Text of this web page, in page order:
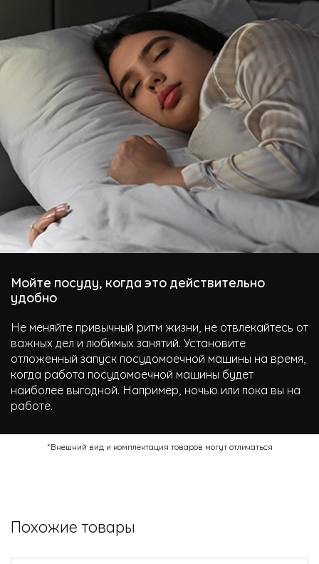
Мойте посуду, когда это действительно
удобно
Не меняйте привычный ритм жизни, не отвлекайтесь от
важных дел и любимых занятий. Установите
отложенный запуск посудомоечной машины на время,
когда работа посудомоечной машины будет
наиболее выгодной. Например, ночью или пока вы на
работе.
*Внешний вид и комплектация товаров могут отличаться
Похожие товары